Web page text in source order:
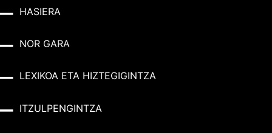
HASIERA
NOR GARA
LEXIKOA ETA HIZTEGIGINTZA
ITZULPENGINTZA